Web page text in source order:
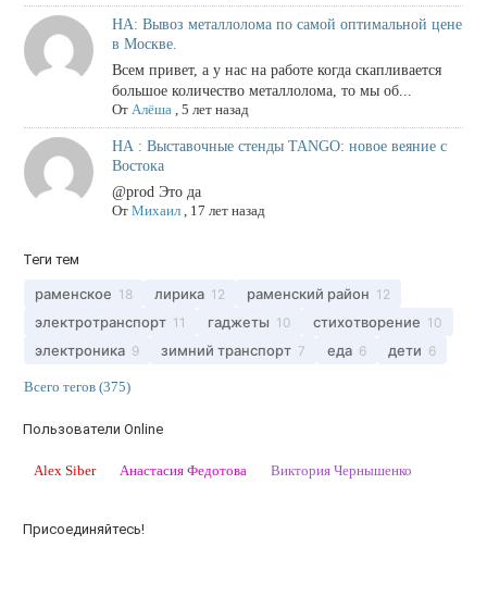
НА: Вывоз металлолома по самой оптимальной цене
в Москве.
Всем привет, а у нас на работе когда скапливается
большое количество металлолома, то мы об...
От Алёша, 5 лет назад
НА : Выставочные стенды TANGO: новое веяние с
Востока
@prod Это да
От Михаил, 17 лет назад
Теги тем
раменское 18 лирика 12 раменский район 12
электротранспорт 11 гаджеты 10 стихотворение 10
электроника 9 зимний транспорт 7 еда 6 дети 6
Всего тегов (375)
Пользователи Online
Alex Siber Анастасия Федотова Виктория Чернышенко
Присоединяйтесь!